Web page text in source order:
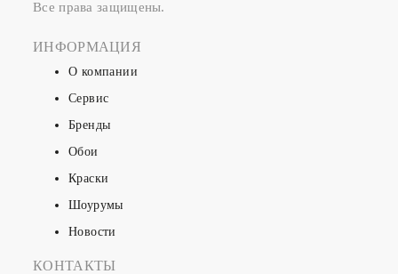
Все права защищены.
ИНФОРМАЦИЯ
О компании
Сервис
Бренды
Обои
Краски
Шоурумы
Новости
КОНТАКТЫ